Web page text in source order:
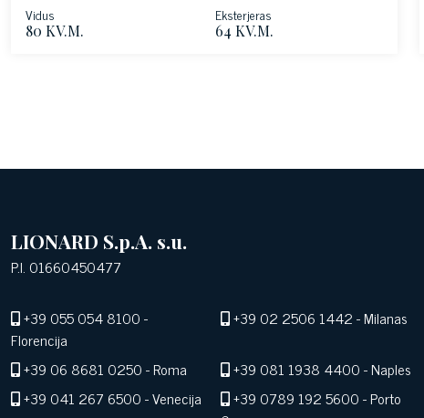
Vidus
80 KV.M.
Eksterjeras
64 KV.M.
LIONARD S.p.A. s.u.
P.I. 01660450477
+39 055 054 8100-
Florencija
+39 02 2506 1442- Milanas
+39 06 8681 0250- Roma +39 081 1938 4400- Naples
+39 041 267 6500- Venecija +39 0789 192 5600- Porto